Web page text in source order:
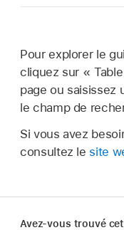
Pour explorer le
cliquez sur «
page ou saisissez
le champ de
Si vous avez
consultez le site
Avez-vous trouvé